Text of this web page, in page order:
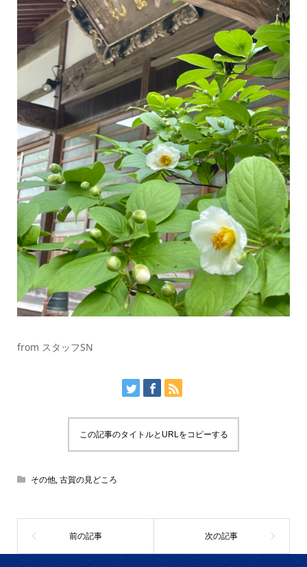
from スタッフSN
この記事のタイトルとURLをコピーする
その他,古賀の見どころ